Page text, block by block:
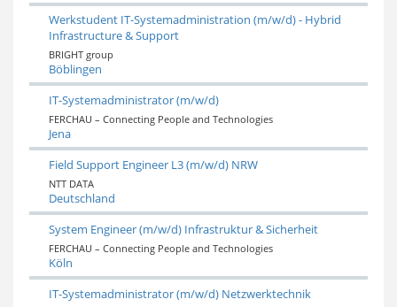
Werkstudent IT-Systemadministration (m/w/d) - Hybrid
Infrastructure & Support
BRIGHT group
Böblingen
IT-Systemadministrator (m/w/d)
FERCHAU – Connecting People and Technologies
Jena
Field Support Engineer L3 (m/w/d) NRW
NTT DATA
Deutschland
System Engineer (m/w/d) Infrastruktur & Sicherheit
FERCHAU – Connecting People and Technologies
Köln
IT-Systemadministrator (m/w/d) Netzwerktechnik